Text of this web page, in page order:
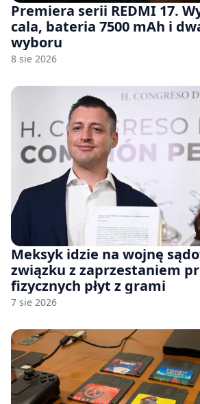
Premiera serii REDMI 17.
cala, bateria 7500 mAh i
wyboru
8 sie 2026
Meksyk idzie na wojnę
związku z zaprzestaniem
fizycznych płyt z grami
7 sie 2026